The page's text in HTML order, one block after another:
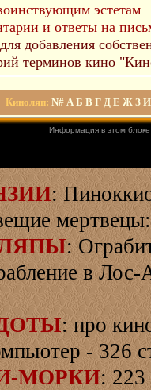
эстетам
и ответы на
добавления
терминов кино
Киноляп: N# А Б В Г Д Е Ж З И
Информация в этом
:
:
в Лос-
: про
- 326
МОРКИ: 223